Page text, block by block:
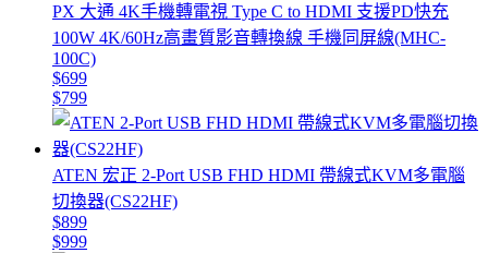
PX 大通 4K手機轉電視 Type C to HDMI 支援PD快充
100W 4K/60Hz高畫質影音轉換線 手機同屏線(MHC-
100C)
$699
$799
ATEN 宏正 2-Port USB FHD HDMI 帶線式KVM多電腦
切換器(CS22HF)
$899
$999